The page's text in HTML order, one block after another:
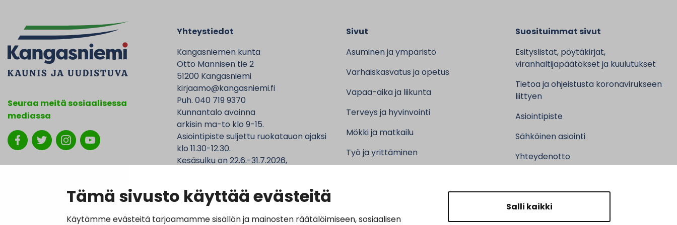
Tämä sivusto käyttää evästeitä
Käytämme evästeitä tarjoamamme sisällön ja mainosten räätälöimiseen, sosiaalisen
Salli kaikki
Seuraa meitä sosiaalisessa
mediassa
Yhteystiedot
Kangasniemen kunta
Otto Mannisen tie 2
51200 Kangasniemi
kirjaamo@kangasniemi.fi
Puh. 040 719 9370
Kunnantalo avoinna
arkisin ma-to klo 9-15.
Asiointipiste suljettu ruokatauon ajaksi
klo 11.30-12.30.
Kesäsulku on 22.6.-31.7.2026,
Sivut
Asuminen ja ympäristö
Varhaiskasvatus ja opetus
Vapaa-aika ja liikunta
Terveys ja hyvinvointi
Mökki ja matkailu
Työ ja yrittäminen
Suosituimmat sivut
Esityslistat, pöytäkirjat,
viranhaltijapäätökset ja kuulutukset
Tietoa ja ohjeistusta koronavirukseen
liittyen
Asiointipiste
Sähköinen asiointi
Yhteydenotto